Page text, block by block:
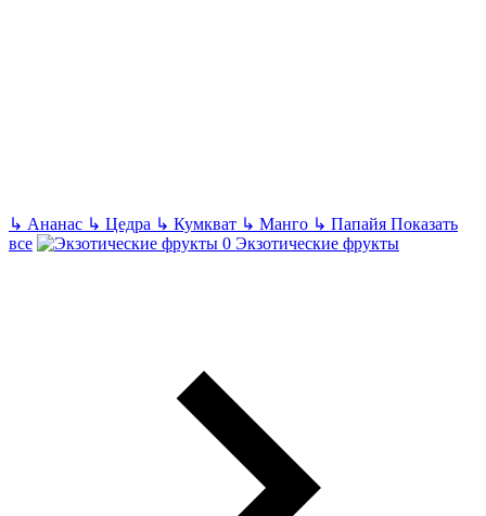
↳ Ананас ↳ Цедра ↳ Кумкват ↳ Манго ↳ Папайя Показать
все
Экзотические фрукты